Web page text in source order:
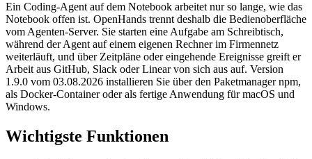
Ein Coding-Agent auf dem Notebook arbeitet nur so lange, wie das
Notebook offen ist. OpenHands trennt deshalb die Bedienoberfläche
vom Agenten-Server. Sie starten eine Aufgabe am Schreibtisch,
während der Agent auf einem eigenen Rechner im Firmennetz
weiterläuft, und über Zeitpläne oder eingehende Ereignisse greift er
Arbeit aus GitHub, Slack oder Linear von sich aus auf. Version
1.9.0 vom 03.08.2026 installieren Sie über den Paketmanager npm,
als Docker-Container oder als fertige Anwendung für macOS und
Windows.
Wichtigste Funktionen